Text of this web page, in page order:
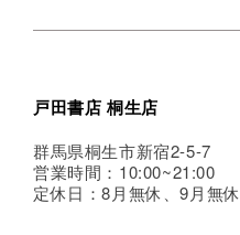
戸田書店 桐生店
群馬県桐生市新宿2-5-7
営業時間：10:00~21:00
定休日：8月無休、9月無休